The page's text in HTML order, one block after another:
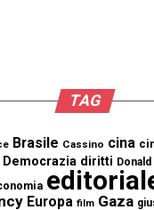
TAG
Brasile Cassino cina
Democrazia diritti
Europa film Gaza